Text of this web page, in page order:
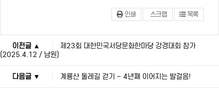
인쇄 스크랩 목록
이전글 ▲
제23회 대한민국서당문화한마당 강경대회 참가
(2025.4.12 / 남원)
다음글 ▼ 계룡산 둘레길 걷기 – 4년째 이어지는 발걸음!